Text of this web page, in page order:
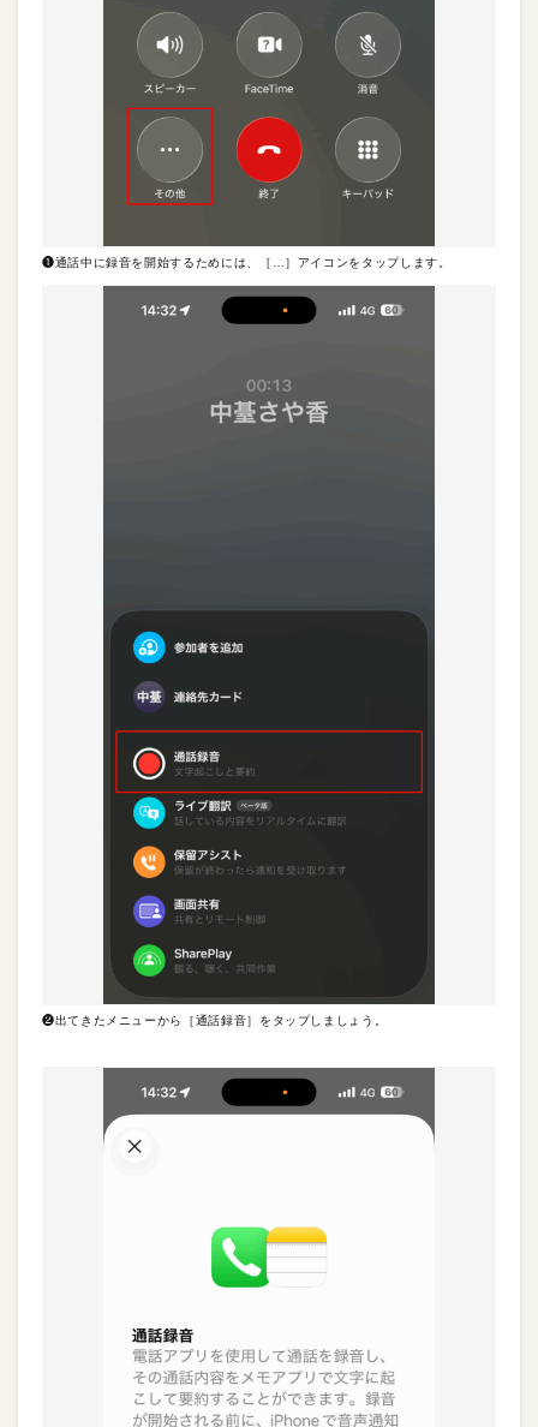
❶通話中に録音を開始するためには、［…］アイコンをタップします。
❷出てきたメニューから［通話録音］をタップしましょう。